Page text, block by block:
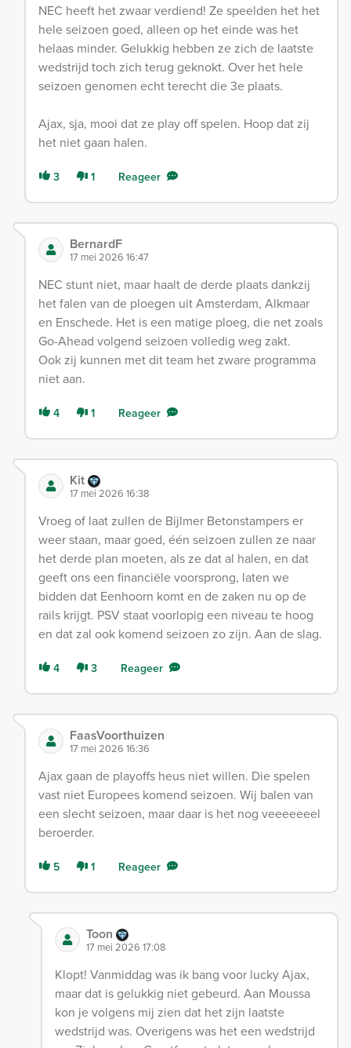
NEC heeft het zwaar verdiend! Ze speelden het het
hele seizoen goed, alleen op het einde was het
helaas minder. Gelukkig hebben ze zich de laatste
wedstrijd toch zich terug geknokt. Over het hele
seizoen genomen echt terecht die 3e plaats.
Ajax, sja, mooi dat ze play off spelen. Hoop dat zij
het niet gaan halen.
3 1 Reageer
BernardF
17 mei 2026 16:47
NEC stunt niet, maar haalt de derde plaats dankzij
het falen van de ploegen uit Amsterdam, Alkmaar
en Enschede. Het is een matige ploeg, die net zoals
Go-Ahead volgend seizoen volledig weg zakt.
Ook zij kunnen met dit team het zware programma
niet aan.
4 1 Reageer
Kit
17 mei 2026 16:38
Vroeg of laat zullen de Bijlmer Betonstampers er
weer staan, maar goed, één seizoen zullen ze naar
het derde plan moeten, als ze dat al halen, en dat
geeft ons een financiële voorsprong, laten we
bidden dat Eenhoorn komt en de zaken nu op de
rails krijgt. PSV staat voorlopig een niveau te hoog
en dat zal ook komend seizoen zo zijn. Aan de slag.
4 3 Reageer
FaasVoorthuizen
17 mei 2026 16:36
Ajax gaan de playoffs heus niet willen. Die spelen
vast niet Europees komend seizoen. Wij balen van
een slecht seizoen, maar daar is het nog veeeeeeel
beroerder.
5 1 Reageer
Toon
17 mei 2026 17:08
Klopt! Vanmiddag was ik bang voor lucky Ajax,
maar dat is gelukkig niet gebeurd. Aan Moussa
kon je volgens mij zien dat het zijn laatste
wedstrijd was. Overigens was het een wedstrijd